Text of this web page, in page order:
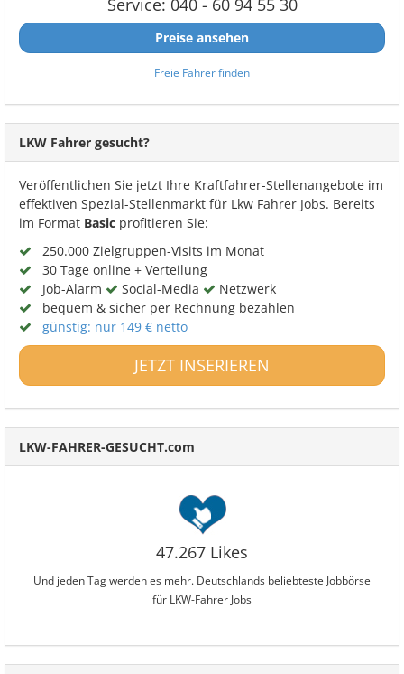
Service: 040 - 60 94 55 30
Preise ansehen
Freie Fahrer finden
LKW Fahrer gesucht?
Veröffentlichen Sie jetzt Ihre Kraftfahrer-Stellenangebote im
effektiven Spezial-Stellenmarkt für Lkw Fahrer Jobs. Bereits
im Format Basic profitieren Sie:
250.000 Zielgruppen-Visits im Monat
30 Tage online + Verteilung
Job-Alarm
Social-Media
Netzwerk
bequem & sicher per Rechnung bezahlen
günstig: nur 149 € netto
JETZT INSERIEREN
LKW-FAHRER-GESUCHT.com
47.267 Likes
Und jeden Tag werden es mehr. Deutschlands beliebteste Jobbörse
für LKW-Fahrer Jobs